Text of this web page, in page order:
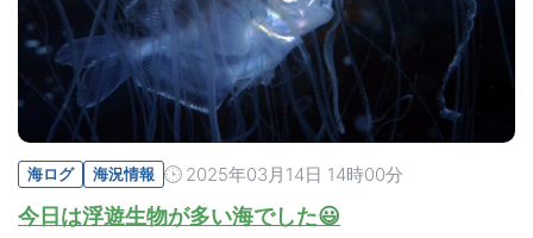
海ログ 海況情報 2025年03月14日 14時00分
今日は浮遊生物が多い海でした😃